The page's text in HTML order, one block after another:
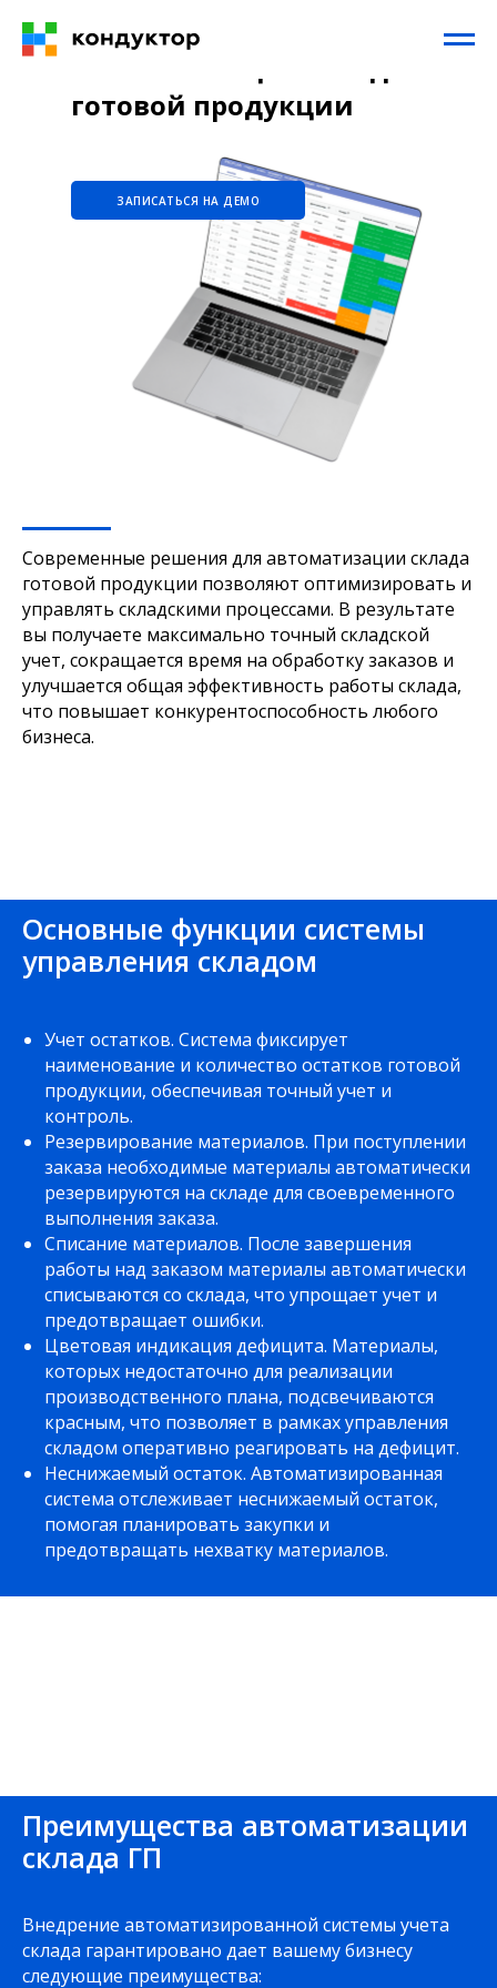
готовой продукции
ЗАПИСАТЬСЯ НА ДЕМО
Современные решения для автоматизации склада
готовой продукции позволяют оптимизировать и
управлять складскими процессами. В результате
вы получаете максимально точный складской
учет, сокращается время на обработку заказов и
улучшается общая эффективность работы склада,
что повышает конкурентоспособность любого
бизнеса.
Основные функции системы
управления складом
Учет остатков. Система фиксирует
наименование и количество остатков готовой
продукции, обеспечивая точный учет и
контроль.
Резервирование материалов. При поступлении
заказа необходимые материалы автоматически
резервируются на складе для своевременного
выполнения заказа.
Списание материалов. После завершения
работы над заказом материалы автоматически
списываются со склада, что упрощает учет и
предотвращает ошибки.
Цветовая индикация дефицита. Материалы,
которых недостаточно для реализации
производственного плана, подсвечиваются
красным, что позволяет в рамках управления
складом оперативно реагировать на дефицит.
Неснижаемый остаток. Автоматизированная
система отслеживает неснижаемый остаток,
помогая планировать закупки и
предотвращать нехватку материалов.
Преимущества автоматизации
склада ГП
Внедрение автоматизированной системы учета
склада гарантировано дает вашему бизнесу
следующие преимущества: